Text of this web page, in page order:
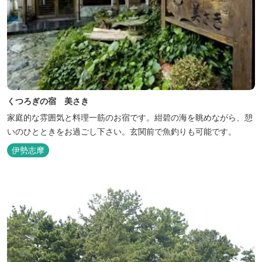
くつろぎの宿 美さき
家庭的な雰囲気と料理一筋のお宿です。紺碧の海を眺めながら、憩
いのひとときをお過ごし下さい。玄関前で魚釣りも可能です。
伊勢志摩